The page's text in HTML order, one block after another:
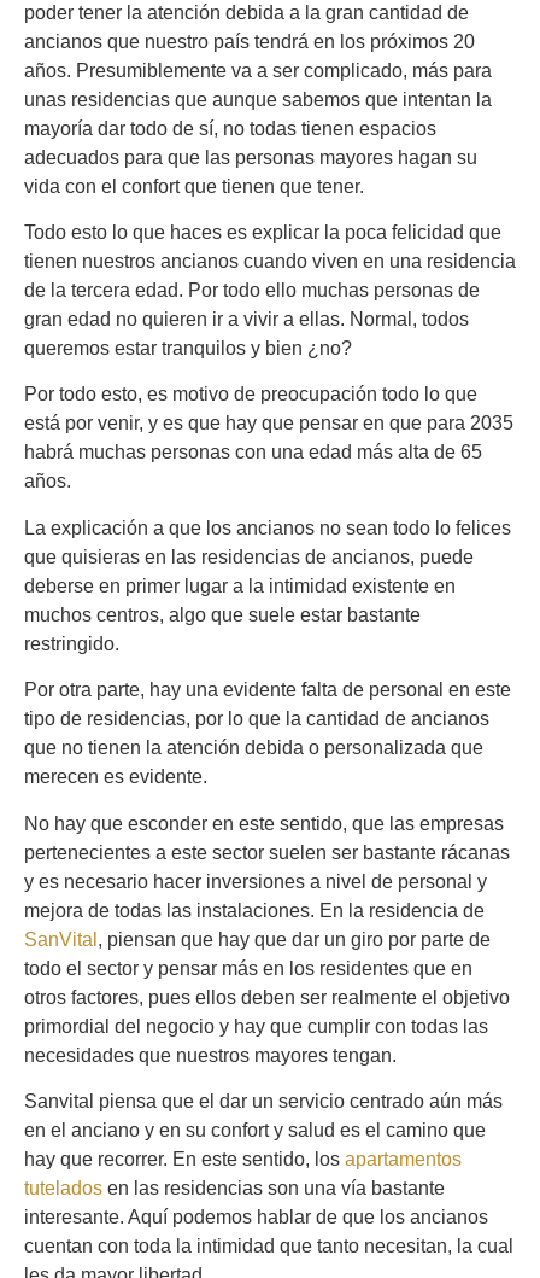
poder tener la atención debida a la gran cantidad de
ancianos que nuestro país tendrá en los próximos 20
años. Presumiblemente va a ser complicado, más para
unas residencias que aunque sabemos que intentan la
mayoría dar todo de sí, no todas tienen espacios
adecuados para que las personas mayores hagan su
vida con el confort que tienen que tener.
Todo esto lo que haces es explicar la poca felicidad que
tienen nuestros ancianos cuando viven en una residencia
de la tercera edad. Por todo ello muchas personas de
gran edad no quieren ir a vivir a ellas. Normal, todos
queremos estar tranquilos y bien ¿no?
Por todo esto, es motivo de preocupación todo lo que
está por venir, y es que hay que pensar en que para 2035
habrá muchas personas con una edad más alta de 65
años.
La explicación a que los ancianos no sean todo lo felices
que quisieras en las residencias de ancianos, puede
deberse en primer lugar a la intimidad existente en
muchos centros, algo que suele estar bastante
restringido.
Por otra parte, hay una evidente falta de personal en este
tipo de residencias, por lo que la cantidad de ancianos
que no tienen la atención debida o personalizada que
merecen es evidente.
No hay que esconder en este sentido, que las empresas
pertenecientes a este sector suelen ser bastante rácanas
y es necesario hacer inversiones a nivel de personal y
mejora de todas las instalaciones. En la residencia de
SanVital , piensan que hay que dar un giro por parte de
todo el sector y pensar más en los residentes que en
otros factores, pues ellos deben ser realmente el objetivo
primordial del negocio y hay que cumplir con todas las
necesidades que nuestros mayores tengan.
Sanvital piensa que el dar un servicio centrado aún más
en el anciano y en su confort y salud es el camino que
hay que recorrer. En este sentido, los apartamentos
tutelados en las residencias son una vía bastante
interesante. Aquí podemos hablar de que los ancianos
cuentan con toda la intimidad que tanto necesitan, la cual